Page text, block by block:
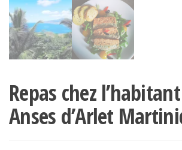
Repas chez
Anses d’Arlet